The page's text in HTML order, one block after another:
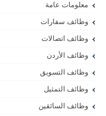
معلومات عامة
وظائف سفارات
وظائف اتصالات
وظائف الأردن
وظائف التسويق
وظائف التمثيل
وظائف السائقين